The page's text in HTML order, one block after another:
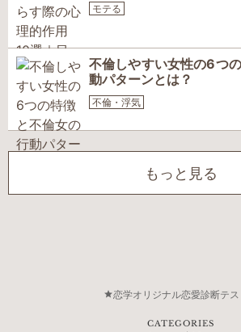
モテる
不倫しやすい女性の6つ
動パターンとは？
不倫・浮気
もっと見る
恋学オリジナル恋愛診断テス
CATEGORIES